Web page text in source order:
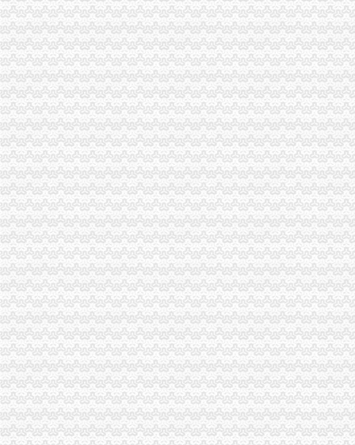
福利社-@HR圈内招聘网,HR人自己的招聘网站
福利社-百丽吧-天津消费生活专属社区-
业界福利社
zxfuli福利社电影-原创-高清-爱奇艺